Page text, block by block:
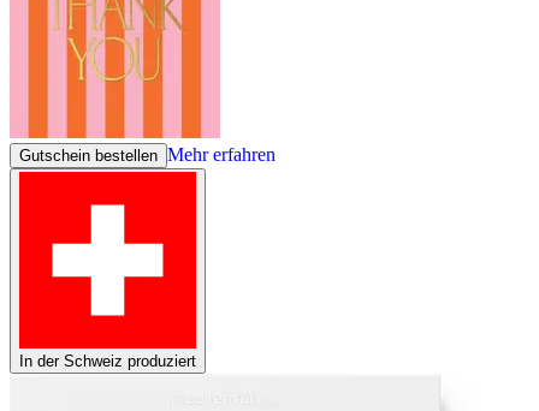
Gutschein bestellen Mehr erfahren
In der Schweiz produziert